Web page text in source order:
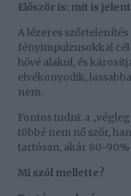
Először is: mit is
A lézeres
fényimpulzusokkal
hővé alakul, és
elvékonyodik,
nem.
Fontos tudni: a
többé nem nő szőr,
tartósan, akár 80-
Mi szól mellette?